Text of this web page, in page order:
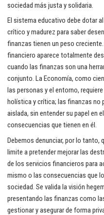
sociedad más justa y solidaria.
El sistema educativo debe dotar
crítico y madurez para saber
finanzas tienen un peso
financiero aparece totalmente
cuando las finanzas son una
conjunto. La Economía, como
las personas y el entorno,
holística y crítica; las finanzas no
aislada, sin entender su papel en
consecuencias que tienen en él.
Debemos denunciar, por lo tanto,
limite a pretender mejorar las
de los servicios financieros para
mismo o las consecuencias que
sociedad. Se valida la visión
presentando las finanzas como
gestionar y asegurar de forma